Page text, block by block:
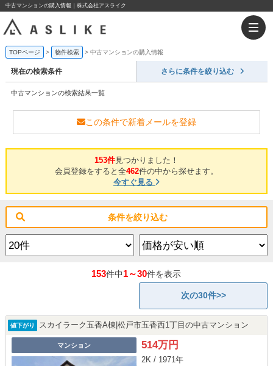
中古マンションの購入情報｜株式会社アスライク
TOPページ 物件検索 中古マンションの購入情報
現在の検索条件 さらに条件を絞り込む
中古マンションの検索結果一覧
この条件で新着メールを登録
153件見つかりました！
会員登録をすると全462件の中から探せます。
今すぐ見る
条件を絞り込む
153件中1～30件を表示
次の30件>>
値下がり スカイラーク五香A棟|松戸市五香西1丁目の中古マンション
マンション 514万円
2K / 1971年